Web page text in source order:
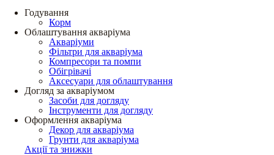
Годування
Корм
Облаштування акваріума
Акваріуми
Фільтри для акваріума
Компресори та помпи
Обігрівачі
Аксесуари для облаштування
Догляд за акваріумом
Засоби для догляду
Інструменти для догляду
Оформлення акваріума
Декор для акваріума
Грунти для акваріума
Акції та знижки